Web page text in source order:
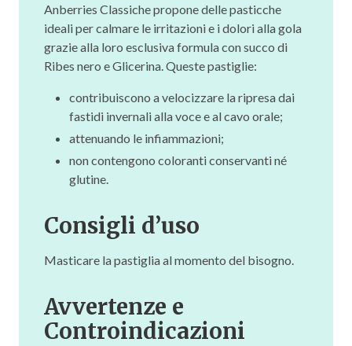
Anberries Classiche propone delle pasticche
ideali per calmare le irritazioni e i dolori alla gola
grazie alla loro esclusiva formula con succo di
Ribes nero e Glicerina. Queste pastiglie:
contribuiscono a velocizzare la ripresa dai
fastidi invernali alla voce e al cavo orale;
attenuando le infiammazioni;
non contengono coloranti conservanti né
glutine.
Consigli d’uso
Masticare la pastiglia al momento del bisogno.
Avvertenze e
Controindicazioni